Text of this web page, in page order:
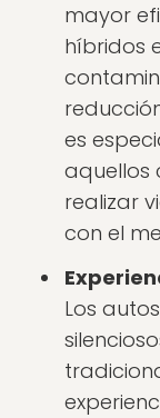
mayor
híbridos
es
aquellos
realizar
con el
Los